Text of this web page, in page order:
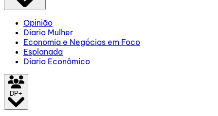
Opinião
Diario Mulher
Economia e Negócios em Foco
Esplanada
Diario Econômico
DP+